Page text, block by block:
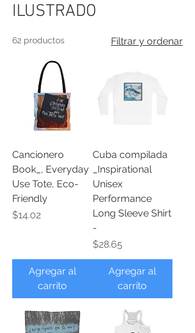
ILUSTRADO
62 productos Filtrar y ordenar
Cancionero
Book_, Everyday
Use Tote, Eco-
Friendly
Precio
$14.02
Agregar al
carrito
Cuba compilada
_Inspirational
Unisex
Performance
Long Sleeve Shirt
-
Precio
$28.65
Agregar al
carrito